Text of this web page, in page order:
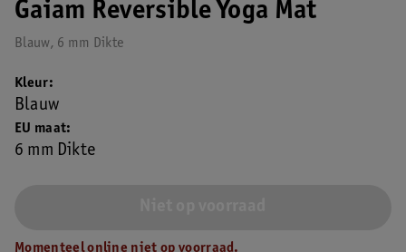
Gaiam Reversible Yoga Mat
Blauw, 6 mm Dikte
EU maat
6 mm Dikte
Kleur
Blauw
Momenteel online niet op voorraad.